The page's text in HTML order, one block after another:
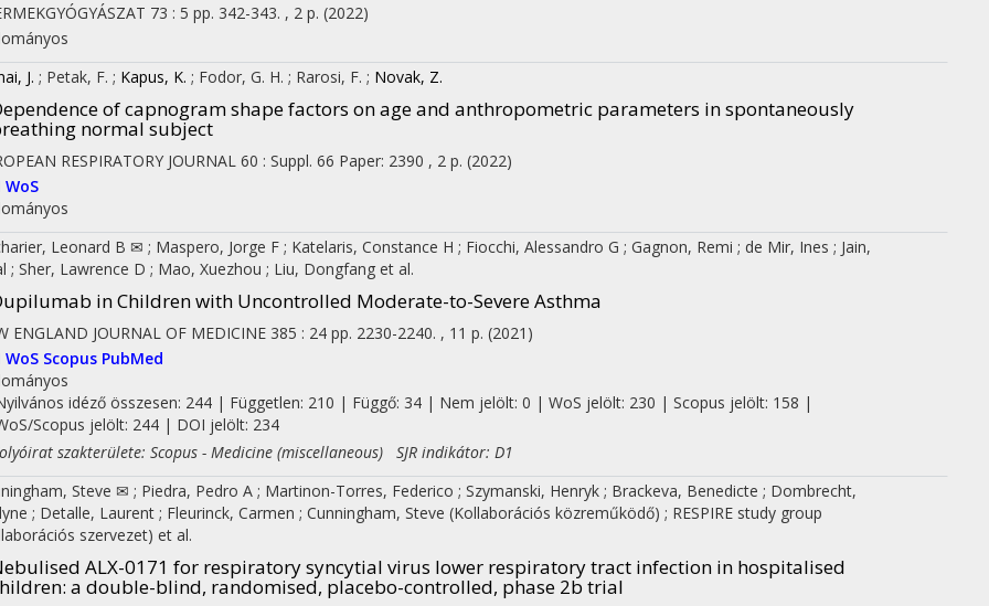
73 : 5 pp. 342-343. , 2 p. (2022)
J. ; Petak, F. ; Kapus, K. ; Fodor, G. H. ; Rarosi, F. ; Novak, Z.
of capnogram shape factors on age and anthropometric parameters in spontaneously
normal subject
RESPIRATORY JOURNAL 60 : Suppl. 66 Paper: 2390 , 2 p. (2022)
WoS
Leonard B ✉ ; Maspero, Jorge F ; Katelaris, Constance H ; Fiocchi, Alessandro G ; Gagnon, Remi ; de Mir, Ines ; Jain,
; Sher, Lawrence D ; Mao, Xuezhou ; Liu, Dongfang et al.
in Children with Uncontrolled Moderate-to-Severe Asthma
ENGLAND JOURNAL OF MEDICINE 385 : 24 pp. 2230-2240. , 11 p. (2021)
WoS Scopus PubMed
idéző összesen: 244| Független: 210 | Függő: 34 | Nem jelölt: 0 | WoS jelölt: 230 | Scopus jelölt: 158 |
Scopus jelölt: 244 | DOI jelölt: 234
szakterülete: Scopus - Medicine (miscellaneous) SJR indikátor: D1
Steve ✉ ; Piedra, Pedro A ; Martinon-Torres, Federico ; Szymanski, Henryk ; Brackeva, Benedicte ; Dombrecht,
; Detalle, Laurent ; Fleurinck, Carmen ; Cunningham, Steve (Kollaborációs közreműködő) ; RESPIRE study group
szervezet) et al.
ALX-0171 for respiratory syncytial virus lower respiratory tract infection in hospitalised
: a double-blind, randomised, placebo-controlled, phase 2b trial